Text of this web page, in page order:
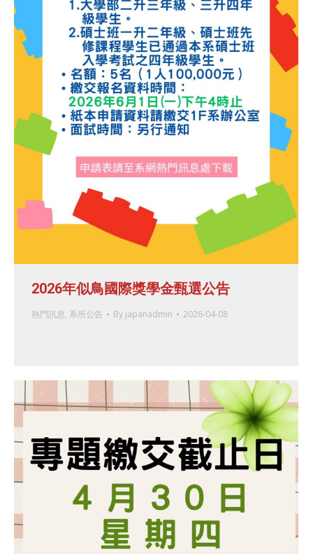
2026年似鳥國際獎學金甄選公告
熱門訊息, 系所公告 By japanadmin 2026-04-08